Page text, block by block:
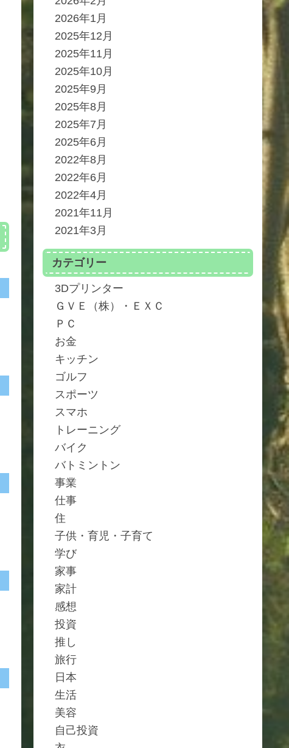
2026年1月
2025年12月
2025年11月
2025年10月
2025年9月
2025年8月
2025年7月
2025年6月
2022年8月
2022年6月
2022年4月
2021年11月
2021年3月
カテゴリー
3Dプリンター
ＧＶＥ（株）・ＥＸＣ
ＰＣ
お金
キッチン
ゴルフ
スポーツ
スマホ
トレーニング
バイク
バトミントン
事業
仕事
住
子供・育児・子育て
学び
家事
家計
感想
投資
推し
旅行
日本
生活
美容
自己投資